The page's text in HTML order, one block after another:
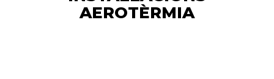
AEROTÈRMIA